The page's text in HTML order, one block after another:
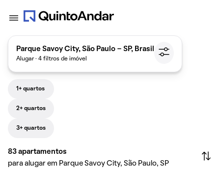
Parque Savoy City, São Paulo - SP, Brasil
Alugar · 4 filtros de imóvel
1+ quartos
2+ quartos
3+ quartos
83 apartamentos
para alugar em Parque Savoy City, São Paulo, SP